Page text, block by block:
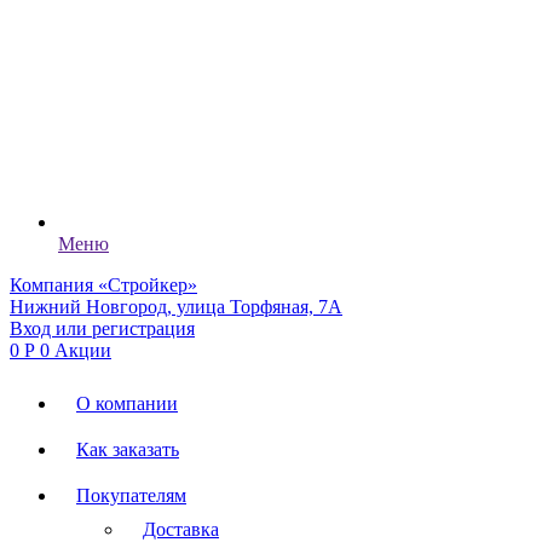
Меню
Компания «Стройкер»
Нижний Новгород, улица Торфяная, 7А
Вход или регистрация
0 Р 0 Акции
О компании
Как заказать
Покупателям
Доставка